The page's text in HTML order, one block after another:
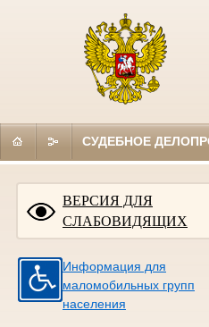
СУДЕБНОЕ
ВЕРСИЯ ДЛЯ
СЛАБОВИДЯЩИХ
Информация для
маломобильных групп
населения